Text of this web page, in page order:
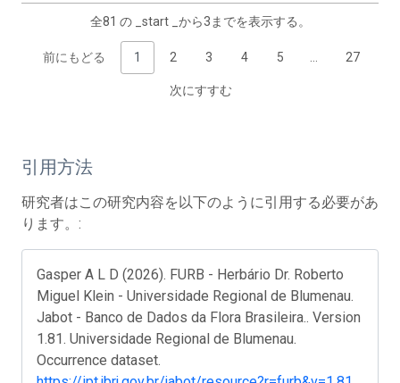
全81 の _start _から3までを表示する。
前にもどる 1 2 3 4 5 27
次にすすむ
引用方法
研究者はこの研究内容を以下のように引用する必要があ
ります。:
Gasper A L D (2026). FURB - Herbário Dr. Roberto
Miguel Klein - Universidade Regional de Blumenau.
Jabot - Banco de Dados da Flora Brasileira.. Version
1.81. Universidade Regional de Blumenau.
Occurrence dataset.